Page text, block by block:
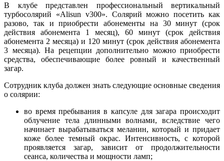
В клубе представлен профессиональный вертикальный
турбосолярий «Alisun v300». Солярий можно посетить как
разово, так и приобрести абонементы на 30 минут (срок
действия абонемента 1 месяц), 60 минут (срок действия
абонемента 2 месяца) и 120 минут (срок действия абонемента
3 месяца). На рецепции дополнительно можно приобрести
средства, обеспечивающие более ровный и качественный
загар.
Сотрудник клуба должен знать следующие основные сведения
о солярии:
во время пребывания в капсуле для загара происходит
облучение тела длинными волнами, вследствие чего
начинает вырабатываться меланин, который и придает
коже более темный окрас. Интенсивность, с которой
проявляется загар, зависит от продолжительности
сеанса, количества и мощности ламп;